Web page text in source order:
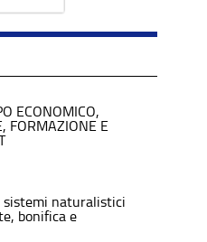
ECONOMICO,
FORMAZIONE E
sistemi naturalistici
bonifica e